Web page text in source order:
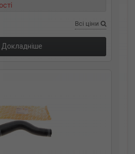
Всі ціни
Докладніше